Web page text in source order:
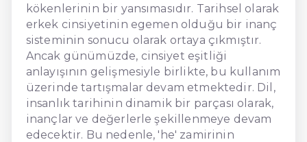
kökenlerinin bir yansımasıdır. Tarihsel olarak
erkek cinsiyetinin egemen olduğu bir inanç
sisteminin sonucu olarak ortaya çıkmıştır.
Ancak günümüzde, cinsiyet eşitliği
anlayışının gelişmesiyle birlikte, bu kullanım
üzerinde tartışmalar devam etmektedir. Dil,
insanlık tarihinin dinamik bir parçası olarak,
inançlar ve değerlerle şekillenmeye devam
edecektir. Bu nedenle, 'he' zamirinin